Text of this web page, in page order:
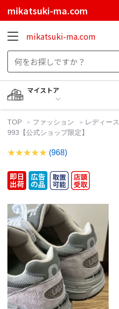
mikatsuki-ma.com
mikatsuki-ma.com
マイストア
TOP ファッション レディース
993【公式ショップ限定】
(968)